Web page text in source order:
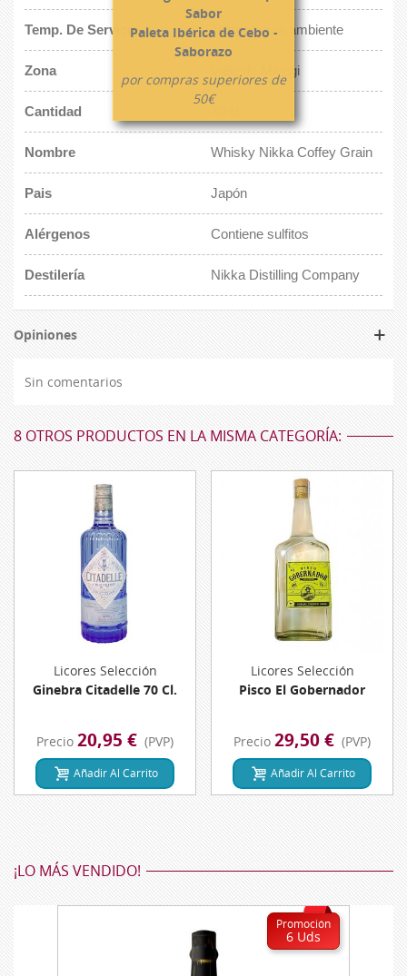
Temp. De Servicio Temperatura ambiente
Zona Valle de Miyagi
Cantidad
Nombre Whisky Nikka Coffey Grain
Pais Japón
Alérgenos Contiene sulfitos
Destilería Nikka Distilling Company
Opiniones
Sin comentarios
8 OTROS PRODUCTOS EN LA MISMA CATEGORÍA:
Licores Selección
Ginebra Citadelle 70 Cl.
Precio 20,95 € (PVP)
Añadir Al Carrito
Licores Selección
Pisco El Gobernador
Precio 29,50 € (PVP)
Añadir Al Carrito
¡LO MÁS VENDIDO!
Promoción
6 Uds
Sabor
Paleta Ibérica de Cebo -
Saborazo
por compras superiores de
50€